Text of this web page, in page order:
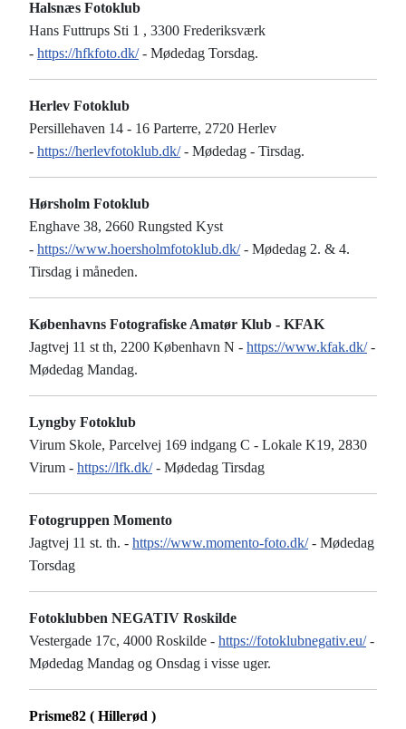
Halsnæs Fotoklub
Hans Futtrups Sti 1 , 3300 Frederiksværk
- https://hfkfoto.dk/- Mødedag Torsdag.
Herlev Fotoklub
Persillehaven 14 - 16 Parterre, 2720 Herlev
- https://herlevfotoklub.dk/- Mødedag - Tirsdag.
Hørsholm Fotoklub
Enghave 38, 2660 Rungsted Kyst
- https://www.hoersholmfotoklub.dk/- Mødedag 2. & 4.
Tirsdag i måneden.
Københavns Fotografiske Amatør Klub - KFAK
Jagtvej 11 st th, 2200 København N - https://www.kfak.dk/-
Mødedag Mandag.
Lyngby Fotoklub
Virum Skole, Parcelvej 169 indgang C - Lokale K19, 2830
Virum - https://lfk.dk/- Mødedag Tirsdag
Fotogruppen Momento
Jagtvej 11 st. th. - https://www.momento-foto.dk/- Mødedag
Torsdag
Fotoklubben NEGATIV Roskilde
Vestergade 17c, 4000 Roskilde - https://fotoklubnegativ.eu/-
Mødedag Mandag og Onsdag i visse uger.
Prisme82 ( Hillerød )